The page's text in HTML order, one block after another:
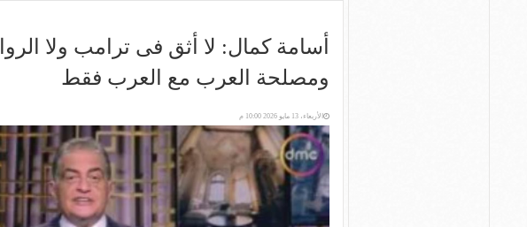
أسامة كمال: لا أثق فى ترامب ولا
ومصلحة العرب مع العرب فقط
الأربعاء، 13 مايو 2026 10:00 م